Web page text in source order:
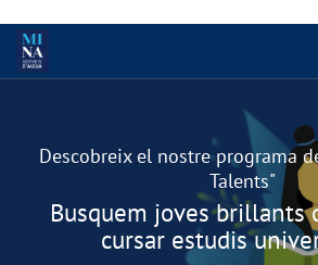
Descobreix el nostre programa
Talents"
Busquem joves brillants
cursar estudis